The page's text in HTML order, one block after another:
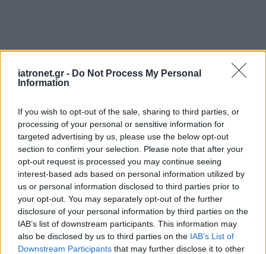
iatronet.gr - Do Not Process My Personal
Information
If you wish to opt-out of the sale, sharing to third parties, or
processing of your personal or sensitive information for
targeted advertising by us, please use the below opt-out
section to confirm your selection. Please note that after your
opt-out request is processed you may continue seeing
interest-based ads based on personal information utilized by
us or personal information disclosed to third parties prior to
your opt-out. You may separately opt-out of the further
disclosure of your personal information by third parties on the
IAB’s list of downstream participants. This information may
also be disclosed by us to third parties on the IAB’s List of
Downstream Participants that may further disclose it to other